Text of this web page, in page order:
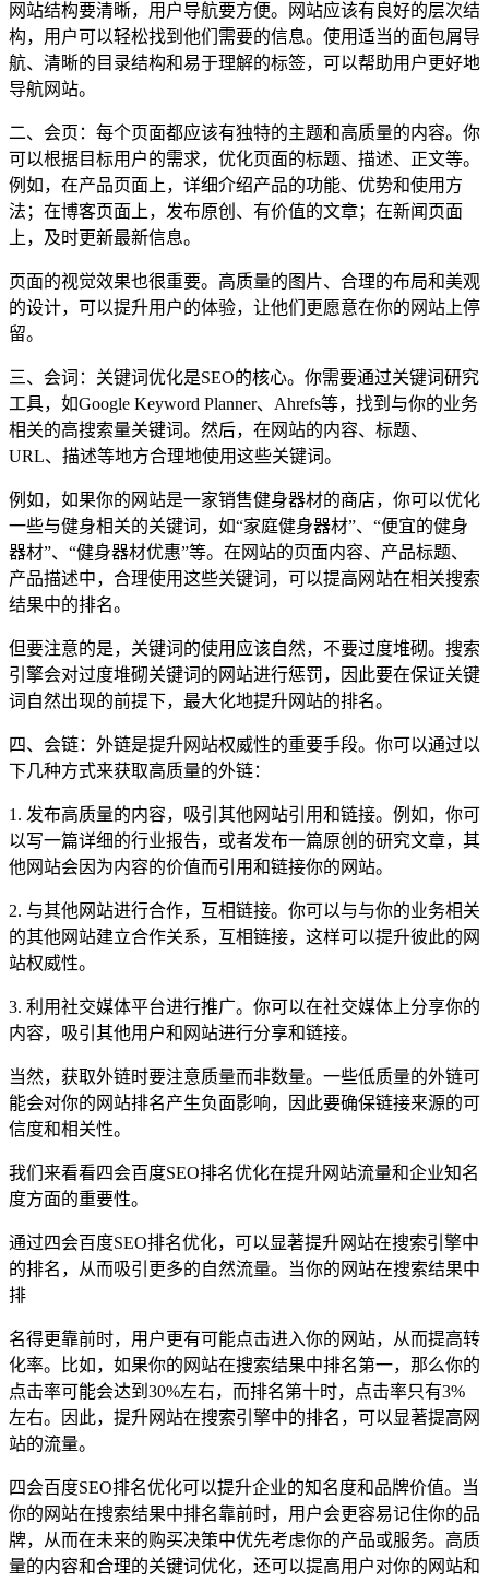
网站结构要清晰，用户导航要方便。网站应该有良好的层次结
构，用户可以轻松找到他们需要的信息。使用适当的面包屑导
航、清晰的目录结构和易于理解的标签，可以帮助用户更好地
导航网站。
二、会页：每个页面都应该有独特的主题和高质量的内容。你
可以根据目标用户的需求，优化页面的标题、描述、正文等。
例如，在产品页面上，详细介绍产品的功能、优势和使用方
法；在博客页面上，发布原创、有价值的文章；在新闻页面
上，及时更新最新信息。
页面的视觉效果也很重要。高质量的图片、合理的布局和美观
的设计，可以提升用户的体验，让他们更愿意在你的网站上停
留。
三、会词：关键词优化是SEO的核心。你需要通过关键词研究
工具，如Google Keyword Planner、Ahrefs等，找到与你的业务
相关的高搜索量关键词。然后，在网站的内容、标题、
URL、描述等地方合理地使用这些关键词。
例如，如果你的网站是一家销售健身器材的商店，你可以优化
一些与健身相关的关键词，如“家庭健身器材”、“便宜的健身
器材”、“健身器材优惠”等。在网站的页面内容、产品标题、
产品描述中，合理使用这些关键词，可以提高网站在相关搜索
结果中的排名。
但要注意的是，关键词的使用应该自然，不要过度堆砌。搜索
引擎会对过度堆砌关键词的网站进行惩罚，因此要在保证关键
词自然出现的前提下，最大化地提升网站的排名。
四、会链：外链是提升网站权威性的重要手段。你可以通过以
下几种方式来获取高质量的外链：
1. 发布高质量的内容，吸引其他网站引用和链接。例如，你可
以写一篇详细的行业报告，或者发布一篇原创的研究文章，其
他网站会因为内容的价值而引用和链接你的网站。
2. 与其他网站进行合作，互相链接。你可以与与你的业务相关
的其他网站建立合作关系，互相链接，这样可以提升彼此的网
站权威性。
3. 利用社交媒体平台进行推广。你可以在社交媒体上分享你的
内容，吸引其他用户和网站进行分享和链接。
当然，获取外链时要注意质量而非数量。一些低质量的外链可
能会对你的网站排名产生负面影响，因此要确保链接来源的可
信度和相关性。
我们来看看四会百度SEO排名优化在提升网站流量和企业知名
度方面的重要性。
通过四会百度SEO排名优化，可以显著提升网站在搜索引擎中
的排名，从而吸引更多的自然流量。当你的网站在搜索结果中
排
名得更靠前时，用户更有可能点击进入你的网站，从而提高转
化率。比如，如果你的网站在搜索结果中排名第一，那么你的
点击率可能会达到30%左右，而排名第十时，点击率只有3%
左右。因此，提升网站在搜索引擎中的排名，可以显著提高网
站的流量。
四会百度SEO排名优化可以提升企业的知名度和品牌价值。当
你的网站在搜索结果中排名靠前时，用户会更容易记住你的品
牌，从而在未来的购买决策中优先考虑你的产品或服务。高质
量的内容和合理的关键词优化，还可以提高用户对你的网站和